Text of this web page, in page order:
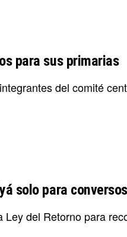
para sus primarias
del comité
solo para
del Retorno para